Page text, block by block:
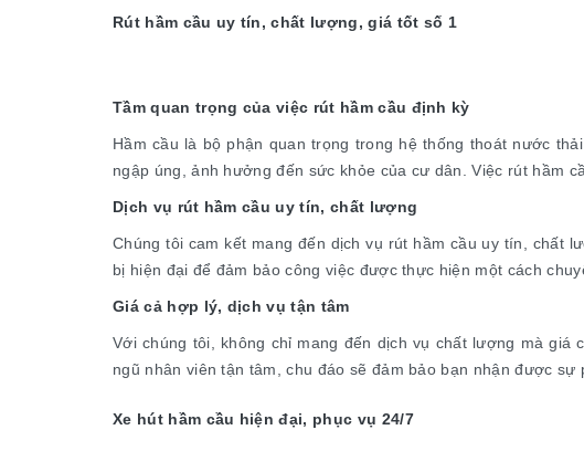
Rút hầm cầu uy tín, chất lượng, giá tốt số 1
Tầm quan trọng của việc rút hầm cầu định kỳ
Hầm cầu là bộ phận quan trọng trong hệ thống thoát nước
ngập úng, ảnh hưởng đến sức khỏe của cư dân. Việc rút hầm
Dịch vụ rút hầm cầu uy tín, chất lượng
Chúng tôi cam kết mang đến dịch vụ rút hầm cầu uy tín, chất
bị hiện đại để đảm bảo công việc được thực hiện một cách
Giá cả hợp lý, dịch vụ tận tâm
Với chúng tôi, không chỉ mang đến dịch vụ chất lượng mà
ngũ nhân viên tận tâm, chu đáo sẽ đảm bảo bạn nhận được sự
Xe hút hầm cầu hiện đại, phục vụ 24/7